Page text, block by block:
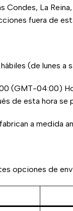
Condes, La
fuera de
(de lunes
(GMT-04:00)
de esta hora se
a medida
opciones de